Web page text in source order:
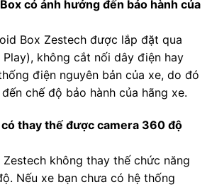
có ảnh hưởng đến bảo hành của
Box Zestech được lắp đặt qua
Play), không cắt nối dây điện hay
điện nguyên bản của xe, do đó
chế độ bảo hành của hãng xe.
thay thế được camera 360 độ
không thay thế chức năng
Nếu xe bạn chưa có hệ thống